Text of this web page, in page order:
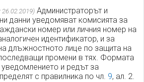
Администраторът и
данни уведомяват комисията за
номер или личния номер на
идентификатор, и за
длъжностното лице по защита на
промени в тях. Формата
и редът за
с правилника по чл. 9, ал. 2.